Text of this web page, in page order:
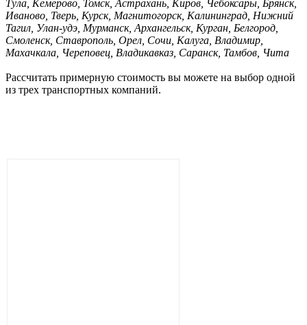
Тула, Кемерово, Томск, Астрахань, Киров, Чебоксары, Брянск,
Иваново, Тверь, Курск, Магнитогорск, Калининград, Нижний
Тагил, Улан-удэ, Мурманск, Архангельск, Курган, Белгород,
Смоленск, Ставрополь, Орел, Сочи, Калуга, Владимир,
Махачкала, Череповец, Владикавказ, Саранск, Тамбов, Чита
Рассчитать примерную стоимость вы можете на выбор одной
из трех транспортных компаний.